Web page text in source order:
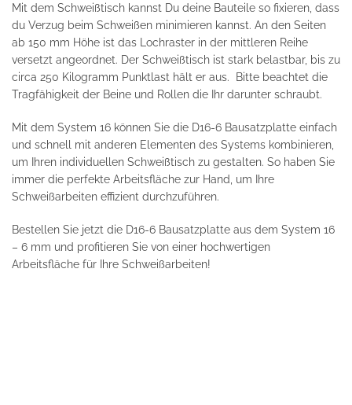
Mit dem Schweißtisch kannst Du deine Bauteile so fixieren, dass
du Verzug beim Schweißen minimieren kannst. An den Seiten
ab 150 mm Höhe ist das Lochraster in der mittleren Reihe
versetzt angeordnet. Der Schweißtisch ist stark belastbar, bis zu
circa 250 Kilogramm Punktlast hält er aus. Bitte beachtet die
Tragfähigkeit der Beine und Rollen die Ihr darunter schraubt.
Mit dem System 16 können Sie die D16-6 Bausatzplatte einfach
und schnell mit anderen Elementen des Systems kombinieren,
um Ihren individuellen Schweißtisch zu gestalten. So haben Sie
immer die perfekte Arbeitsfläche zur Hand, um Ihre
Schweißarbeiten effizient durchzuführen.
Bestellen Sie jetzt die D16-6 Bausatzplatte aus dem System 16
– 6 mm und profitieren Sie von einer hochwertigen
Arbeitsfläche für Ihre Schweißarbeiten!